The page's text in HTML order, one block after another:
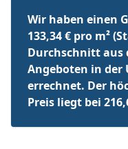
Wir haben einen
133,34 € pro m²
Durchschnitt aus
Angeboten in der
errechnet. Der
Preis liegt bei